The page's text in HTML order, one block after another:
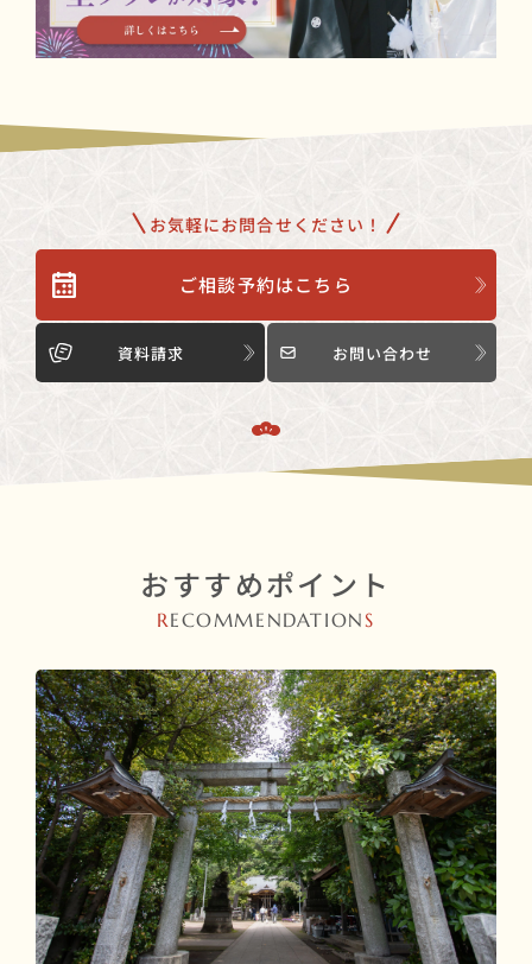
お気軽にお問合せください！
ご相談予約はこちら
資料請求 お問い合わせ
おすすめポイント
RECOMMENDATION S